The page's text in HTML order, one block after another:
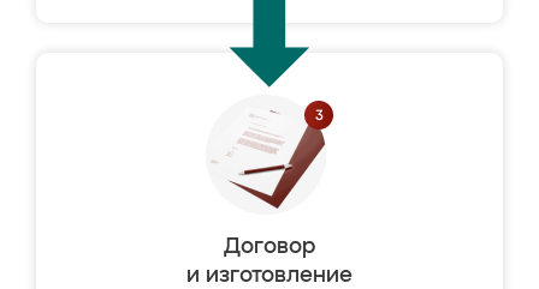
Договор
и изготовление